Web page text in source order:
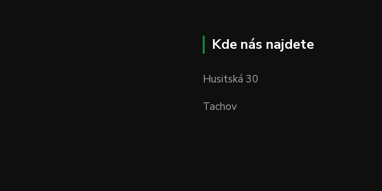
Kde nás najdete
Husitská 30
Tachov